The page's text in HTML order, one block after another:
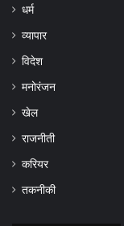
धर्म
व्यापार
विदेश
मनोरंजन
खेल
राजनीती
करियर
तकनीकी